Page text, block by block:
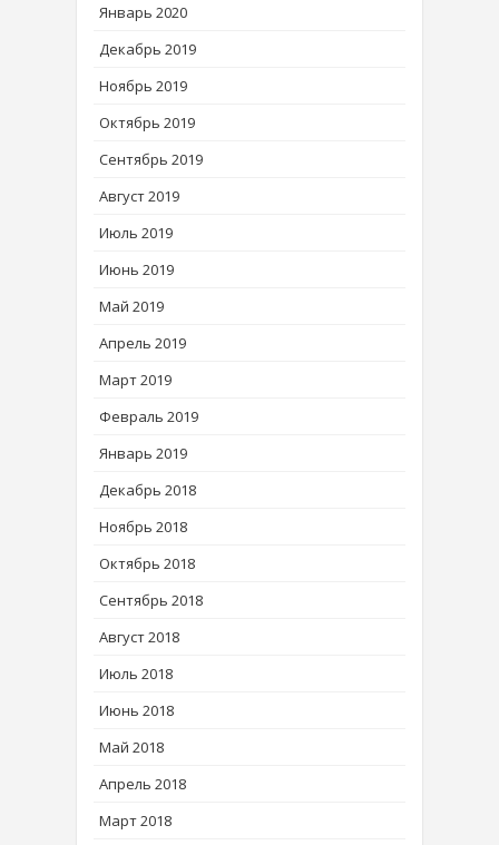
Январь 2020
Декабрь 2019
Ноябрь 2019
Октябрь 2019
Сентябрь 2019
Август 2019
Июль 2019
Июнь 2019
Май 2019
Апрель 2019
Март 2019
Февраль 2019
Январь 2019
Декабрь 2018
Ноябрь 2018
Октябрь 2018
Сентябрь 2018
Август 2018
Июль 2018
Июнь 2018
Май 2018
Апрель 2018
Март 2018